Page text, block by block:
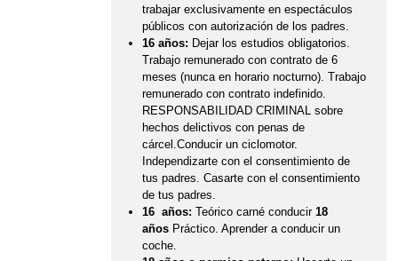
trabajar exclusivamente en espectáculos
públicos con autorización de los padres.
16 años: Dejar los estudios obligatorios.
Trabajo remunerado con contrato de 6
meses (nunca en horario nocturno). Trabajo
remunerado con contrato indefinido.
RESPONSABILIDAD CRIMINAL sobre
hechos delictivos con penas de
cárcel.Conducir un ciclomotor.
Independizarte con el consentimiento de
tus padres. Casarte con el consentimiento
de tus padres.
16 años: Teórico carné conducir18
años Práctico. Aprender a conducir un
coche.